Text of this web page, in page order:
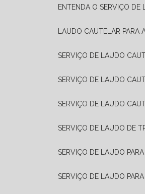
ENTENDA O SERVIÇO
LAUDO CAUTELAR
SERVIÇO DE LAUDO
SERVIÇO DE LAUDO
SERVIÇO DE LAUDO
SERVIÇO DE LAUDO DE
SERVIÇO DE LAUDO
SERVIÇO DE LAUDO